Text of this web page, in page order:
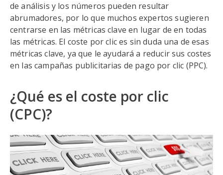
de análisis y los números pueden resultar
abrumadores, por lo que muchos expertos sugieren
centrarse en las métricas clave en lugar de en todas
las métricas. El coste por clic es sin duda una de esas
métricas clave, ya que le ayudará a reducir sus costes
en las campañas publicitarias de pago por clic (PPC).
¿Qué es el coste por clic
(CPC)?